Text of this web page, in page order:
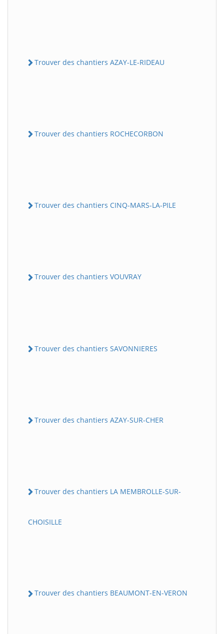
Trouver des chantiers AZAY-LE-RIDEAU
Trouver des chantiers ROCHECORBON
Trouver des chantiers CINQ-MARS-LA-PILE
Trouver des chantiers VOUVRAY
Trouver des chantiers SAVONNIERES
Trouver des chantiers AZAY-SUR-CHER
Trouver des chantiers LA MEMBROLLE-SUR-
CHOISILLE
Trouver des chantiers BEAUMONT-EN-VERON